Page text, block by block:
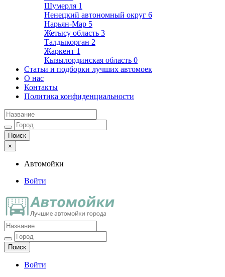
Шумерля 1
Ненецкий автономный округ 6
Нарьян-Мар 5
Жетысу область 3
Талдыкорган 2
Жаркент 1
Кызылординская область 0
Статьи и подборки лучших автомоек
О нас
Контакты
Политика конфиденциальности
×
Автомойки
Войти
Автомойки
Ещё один сайт на WordPress
Войти